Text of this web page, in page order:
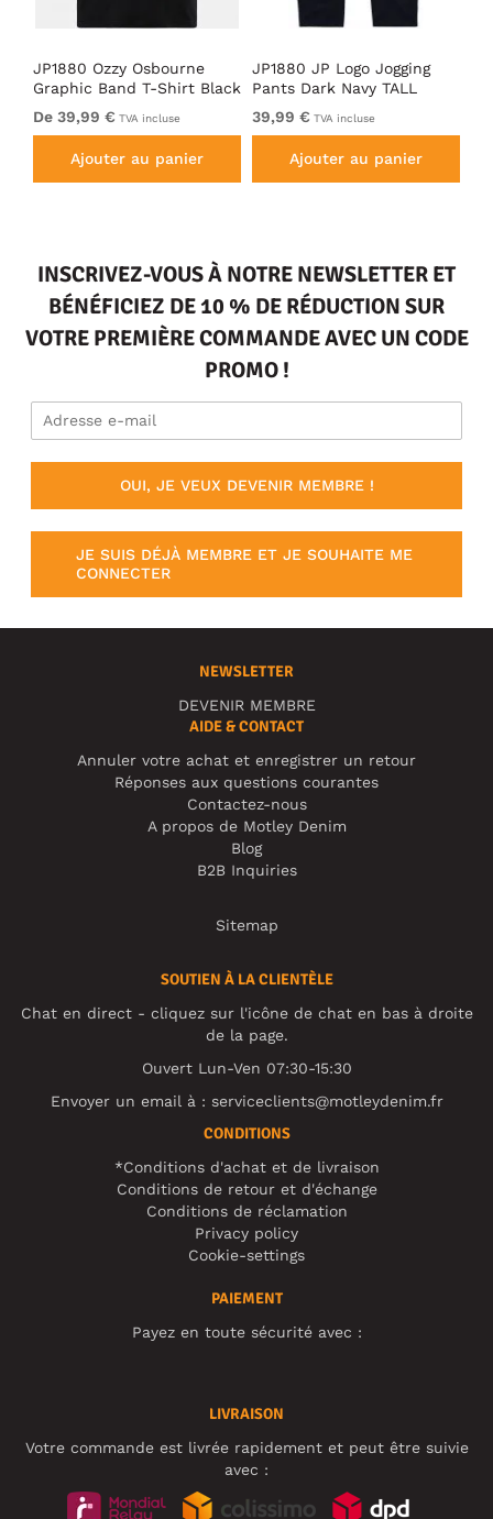
JP1880 Ozzy Osbourne
Graphic Band T-Shirt Black
De 39,99 € TVA incluse
Ajouter au panier
JP1880 JP Logo Jogging
Pants Dark Navy TALL
39,99 € TVA incluse
Ajouter au panier
INSCRIVEZ-VOUS À NOTRE NEWSLETTER ET
BÉNÉFICIEZ DE 10 % DE RÉDUCTION SUR
VOTRE PREMIÈRE COMMANDE AVEC UN CODE
PROMO !
OUI, JE VEUX DEVENIR MEMBRE !
JE SUIS DÉJÀ MEMBRE ET JE SOUHAITE ME
CONNECTER
NEWSLETTER
DEVENIR MEMBRE
AIDE & CONTACT
Annuler votre achat et enregistrer un retour
Réponses aux questions courantes
Contactez-nous
A propos de Motley Denim
Blog
B2B Inquiries
Sitemap
SOUTIEN À LA CLIENTÈLE
Chat en direct - cliquez sur l'icône de chat en bas à droite
de la page.
Ouvert Lun-Ven 07:30-15:30
Envoyer un email à : serviceclients@motleydenim.fr
CONDITIONS
*Conditions d'achat et de livraison
Conditions de retour et d'échange
Conditions de réclamation
Privacy policy
Cookie-settings
PAIEMENT
Payez en toute sécurité avec :
LIVRAISON
Votre commande est livrée rapidement et peut être suivie
avec :